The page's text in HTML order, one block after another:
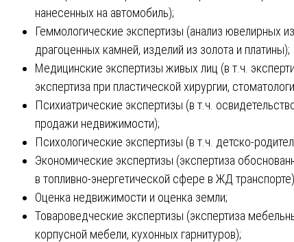
нанесенных на автомобиль);
Геммологические экспертизы (анализ ювелирных
драгоценных камней, изделий из золота и платины);
Медицинские экспертизы живых лиц (в т.ч.
экспертиза при пластической хирургии,
Психиатрические экспертизы (в т.ч.
продажи недвижимости);
Психологические экспертизы (в т.ч. детско-
Экономические экспертизы (экспертиза
в топливно-энергетической сфере в ЖД
Оценка недвижимости и оценка земли;
Товароведческие экспертизы (экспертиза
корпусной мебели, кухонных гарнитуров);